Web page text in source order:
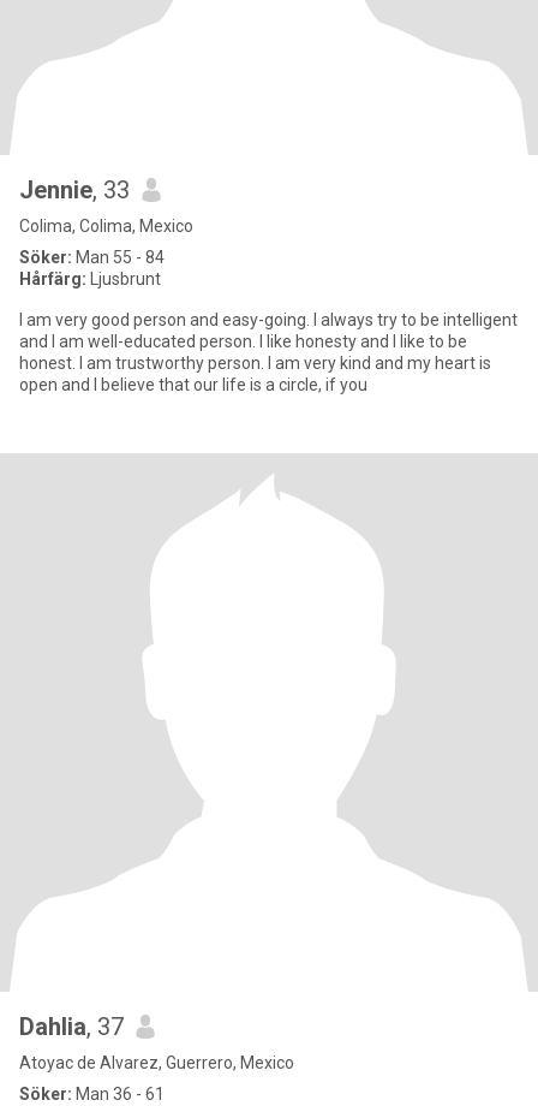
Jennie, 33
Colima, Colima, Mexico
Söker: Man 55 - 84
Hårfärg: Ljusbrunt
I am very good person and easy-going. I always try to be intelligent
and I am well-educated person. I like honesty and I like to be
honest. I am trustworthy person. I am very kind and my heart is
open and I believe that our life is a circle, if you
Dahlia, 37
Atoyac de Alvarez, Guerrero, Mexico
Söker: Man 36 - 61